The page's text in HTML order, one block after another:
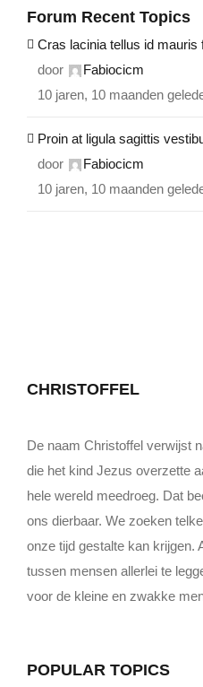
Forum Recent Topics
Cras lacinia tellus id
door
Fabiocicm
10 jaren, 10 maanden
Proin at ligula sagittis
door
Fabiocicm
10 jaren, 10 maanden
CHRISTOFFEL
De naam Christoffel verwijst
die het kind Jezus overzette
hele wereld meedroeg. Dat
ons dierbaar. We zoeken
onze tijd gestalte kan krijgen.
tussen mensen allerlei te
voor de kleine en zwakke
POPULAR TOPICS